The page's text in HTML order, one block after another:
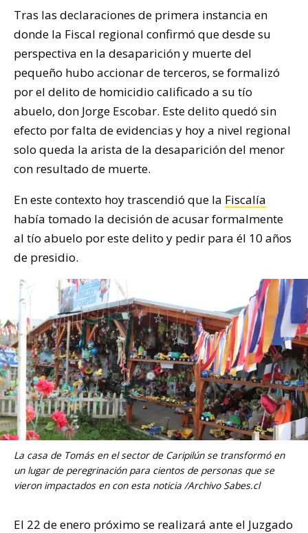
Tras las declaraciones de primera instancia en
donde la Fiscal regional confirmó que desde su
perspectiva en la desaparición y muerte del
pequeño hubo accionar de terceros, se formalizó
por el delito de homicidio calificado a su tío
abuelo, don Jorge Escobar. Este delito quedó sin
efecto por falta de evidencias y hoy a nivel regional
solo queda la arista de la desaparición del menor
con resultado de muerte.
En este contexto hoy trascendió que la Fiscalía
había tomado la decisión de acusar formalmente
al tío abuelo por este delito y pedir para él 10 años
de presidio.
La casa de Tomás en el sector de Caripilún se transformó en
un lugar de peregrinación para cientos de personas que se
vieron impactados en con esta noticia /Archivo Sabes.cl
El 22 de enero próximo se realizará ante el Juzgado